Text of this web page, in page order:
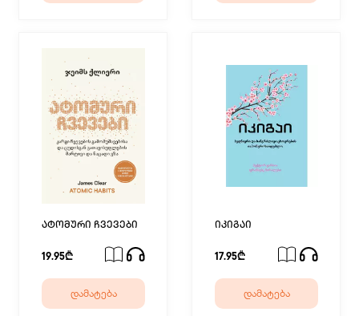
ატომური ჩვევები
19.95₾
დამატება
იკიგაი
17.95₾
დამატება